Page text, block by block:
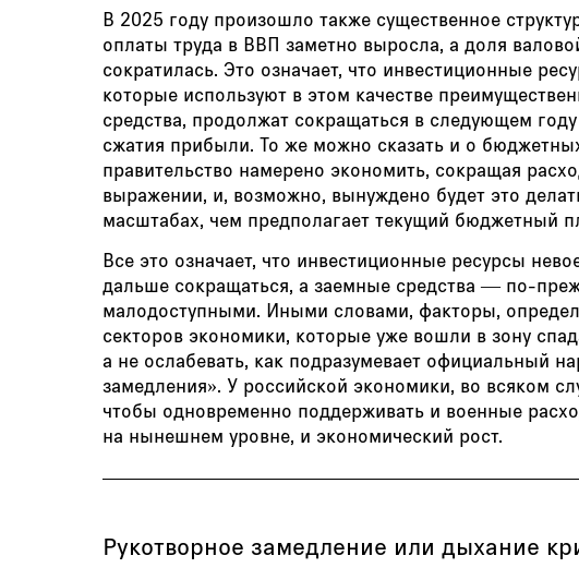
В 2025 году произошло также существенное
оплаты труда в ВВП заметно выросла, а доля
сократилась. Это означает, что инвестиционные
которые используют в этом качестве
средства, продолжат сокращаться в следующем
сжатия прибыли. То же можно сказать и о
правительство намерено экономить, сокращая
выражении, и, возможно, вынуждено будет это
масштабах, чем предполагает текущий бюджетный
Все это означает, что инвестиционные ресурсы
дальше сокращаться, а заемные средства — по-
малодоступными. Иными словами, факторы,
секторов экономики, которые уже вошли в зону
а не ослабевать, как подразумевает официальный
замедления». У российской экономики, во всяком
чтобы одновременно поддерживать и военные
на нынешнем уровне, и экономический рост.
Рукотворное замедление или дыхание